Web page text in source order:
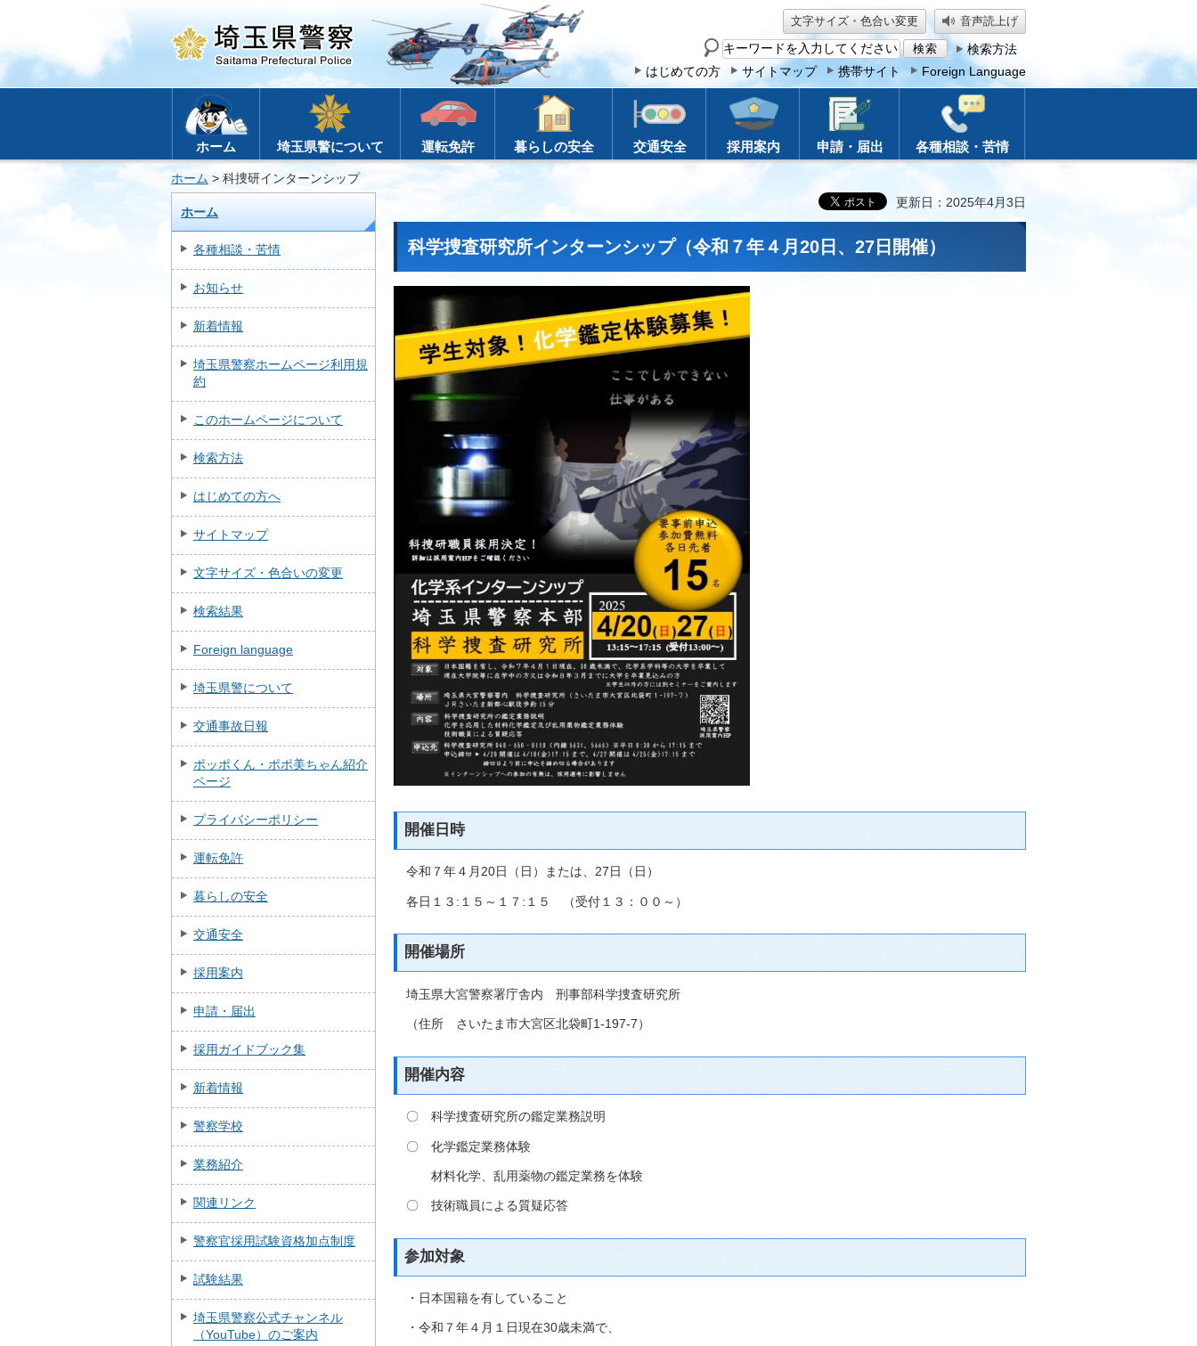
文字サイズ・色合い変更 音声読上げ
サ
イ
ト
検索方法
はじめての方
サイトマップ 携帯サイト Foreign Language
ホーム 埼玉県警について 運転免許 暮らしの安全 交通安全 採用案内 申請・届出 各種相談・苦情
ホーム > 科捜研インターンシップ
ホーム
各種相談・苦情
お知らせ
新着情報
埼玉県警察ホームページ利用規
約
このホームページについて
検索方法
はじめての方へ
サイトマップ
文字サイズ・色合いの変更
検索結果
Foreign language
埼玉県警について
交通事故日報
ポッポくん・ポポ美ちゃん紹介
ページ
プライバシーポリシー
運転免許
暮らしの安全
交通安全
採用案内
申請・届出
採用ガイドブック集
新着情報
警察学校
業務紹介
関連リンク
警察官採用試験資格加点制度
試験結果
埼玉県警察公式チャンネル
（YouTube）のご案内
更新日：2025年4月3日
科学捜査研究所インターンシップ（令和７年４月20日、27日開催）
開催日時
令和７年４月20日（日）または、27日（日）
各日１３:１５～１７:１５ （受付１３：００～）
開催場所
埼玉県大宮警察署庁舎内 刑事部科学捜査研究所
（住所 さいたま市大宮区北袋町1-197-7）
開催内容
〇 科学捜査研究所の鑑定業務説明
〇 化学鑑定業務体験
材料化学、乱用薬物の鑑定業務を体験
〇 技術職員による質疑応答
参加対象
・日本国籍を有していること
・令和７年４月１日現在30歳未満で、